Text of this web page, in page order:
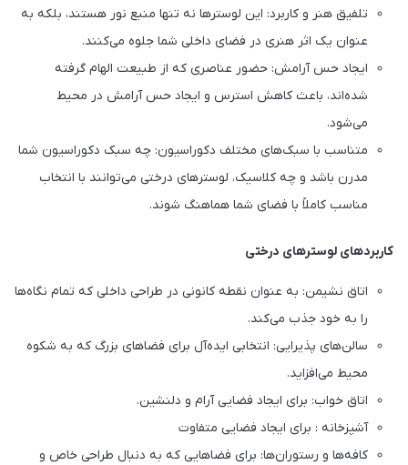
تلفیق هنر و کاربرد: این لوسترها نه تنها منبع نور هستند، بلکه به
عنوان یک اثر هنری در فضای داخلی شما جلوه می‌کنند.
ایجاد حس آرامش: حضور عناصری که از طبیعت الهام گرفته
شده‌اند، باعث کاهش استرس و ایجاد حس آرامش در محیط
می‌شود.
متناسب با سبک‌های مختلف دکوراسیون: چه سبک دکوراسیون شما
مدرن باشد و چه کلاسیک، لوسترهای درختی می‌توانند با انتخاب
مناسب کاملاً با فضای شما هماهنگ شوند.
کاربردهای لوسترهای درختی
اتاق نشیمن: به عنوان نقطه کانونی در طراحی داخلی که تمام نگاه‌ها
را به خود جذب می‌کند.
سالن‌های پذیرایی: انتخابی ایده‌آل برای فضاهای بزرگ که به شکوه
محیط می‌افزاید.
اتاق خواب: برای ایجاد فضایی آرام و دلنشین.
آشپزخانه : برای ایجاد فضایی متفاوت
کافه‌ها و رستوران‌ها: برای فضاهایی که به دنبال طراحی خاص و